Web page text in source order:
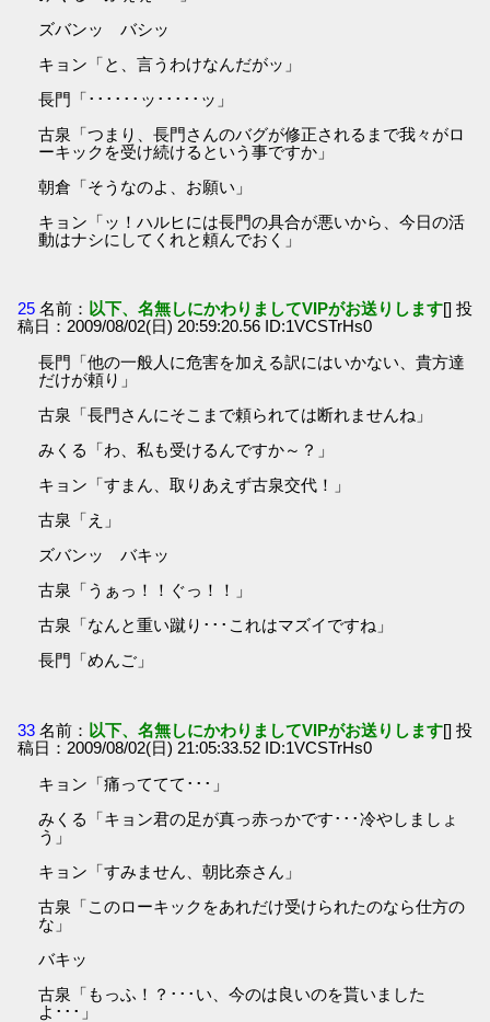
ズバンッ バシッ
キョン「と、言うわけなんだがッ」
長門「･･････ッ･････ッ」
古泉「つまり、長門さんのバグが修正されるまで我々がロ
ーキックを受け続けるという事ですか」
朝倉「そうなのよ、お願い」
キョン「ッ！ハルヒには長門の具合が悪いから、今日の活
動はナシにしてくれと頼んでおく」
25 名前： 以下、名無しにかわりましてVIPがお送りします[] 投
稿日：2009/08/02(日) 20:59:20.56 ID:1VCSTrHs0
長門「他の一般人に危害を加える訳にはいかない、貴方達
だけが頼り」
古泉「長門さんにそこまで頼られては断れませんね」
みくる「わ、私も受けるんですか～？」
キョン「すまん、取りあえず古泉交代！」
古泉「え」
ズバンッ バキッ
古泉「うぁっ！！ぐっ！！」
古泉「なんと重い蹴り･･･これはマズイですね」
長門「めんご」
33 名前： 以下、名無しにかわりましてVIPがお送りします[] 投
稿日：2009/08/02(日) 21:05:33.52 ID:1VCSTrHs0
キョン「痛っててて･･･」
みくる「キョン君の足が真っ赤っかです･･･冷やしましょ
う」
キョン「すみません、朝比奈さん」
古泉「このローキックをあれだけ受けられたのなら仕方の
な」
バキッ
古泉「もっふ！？･･･い、今のは良いのを貰いました
よ･･･」